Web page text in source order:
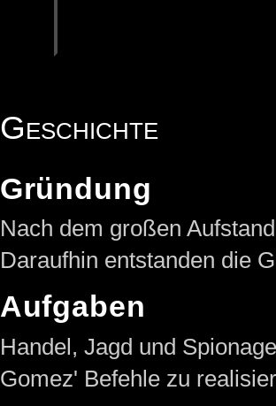
Geschichte
Gründung
Nach dem großen
Daraufhin entstanden die
Aufgaben
Handel, Jagd und
Gomez' Befehle zu